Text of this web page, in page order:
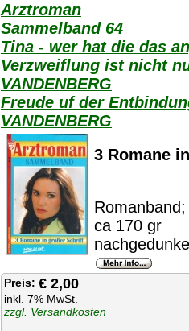
Arztroman
Sammelband 64
Tina - wer hat die das
Verzweiflung ist nicht
VANDENBERG
Freude uf der
VANDENBERG
3 Romane
ca 170 gr
Preis: € 2,00
inkl. 7% MwSt.
zzgl. Versandkosten